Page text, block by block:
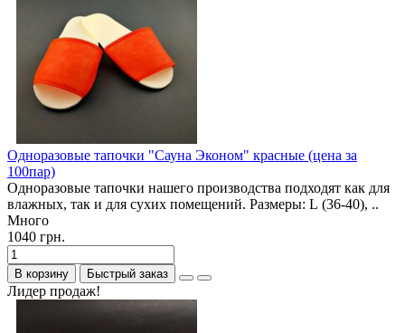
Одноразовые тапочки "Сауна Эконом" красные (цена за
100пар)
Одноразовые тапочки нашего производства подходят как для
влажных, так и для сухих помещений. Размеры: L (36-40), ..
Много
1040 грн.
В корзину Быстрый заказ
Лидер продаж!